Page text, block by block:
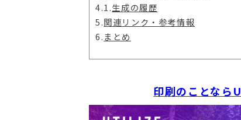
4.1.生成の履歴
5.関連リンク・参考情報
6.まとめ
印刷のことな